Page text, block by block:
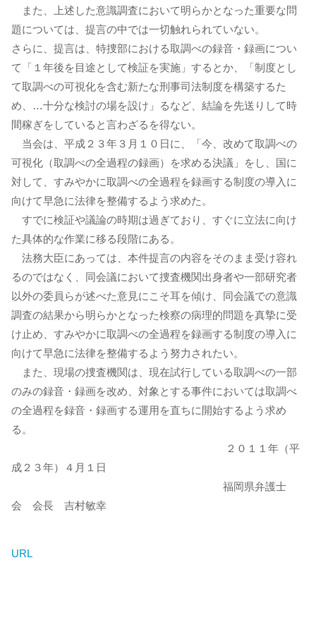
また、上述した意識調査において明らかとなった重要な問
題については、提言の中では一切触れられていない。
さらに、提言は、特捜部における取調べの録音・録画につい
て「１年後を目途として検証を実施」するとか、「制度とし
て取調べの可視化を含む新たな刑事司法制度を構築するた
め、…十分な検討の場を設け」るなど、結論を先送りして時
間稼ぎをしていると言わざるを得ない。
当会は、平成２３年３月１０日に、「今、改めて取調べの
可視化（取調べの全過程の録画）を求める決議」をし、国に
対して、すみやかに取調べの全過程を録画する制度の導入に
向けて早急に法律を整備するよう求めた。
すでに検証や議論の時期は過ぎており、すぐに立法に向け
た具体的な作業に移る段階にある。
法務大臣にあっては、本件提言の内容をそのまま受け容れ
るのではなく、同会議において捜査機関出身者や一部研究者
以外の委員らが述べた意見にこそ耳を傾け、同会議での意識
調査の結果から明らかとなった検察の病理的問題を真摯に受
け止め、すみやかに取調べの全過程を録画する制度の導入に
向けて早急に法律を整備するよう努力されたい。
また、現場の捜査機関は、現在試行している取調べの一部
のみの録音・録画を改め、対象とする事件においては取調べ
の全過程を録音・録画する運用を直ちに開始するよう求め
る。
２０１１年（平
成２３年）４月１日
福岡県弁護士
会 会長 吉村敏幸
URL